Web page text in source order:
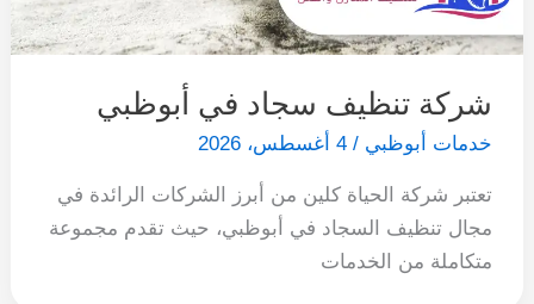
شركة تنظيف سجاد في أبوظبي
خدمات أبوظبي /4 أغسطس، 2026
تعتبر شركة الحياة كلين من أبرز الشركات الرائدة في
مجال تنظيف السجاد في أبوظبي، حيث تقدم مجموعة
متكاملة من الخدمات